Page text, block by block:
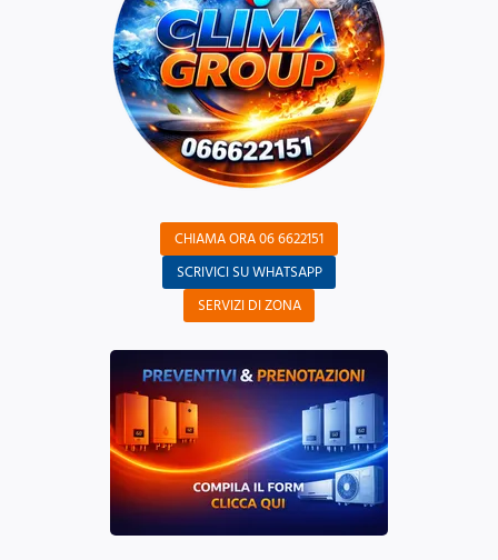
CHIAMA ORA 06 6622151
SCRIVICI SU WHATSAPP
SERVIZI DI ZONA